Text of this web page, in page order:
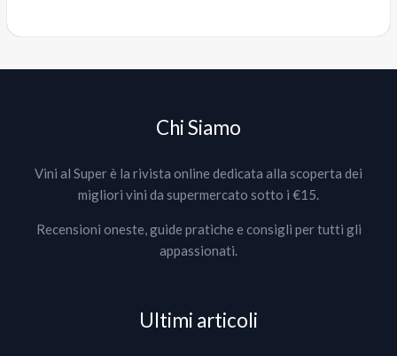
Chi Siamo
Vini al Super è la rivista online dedicata alla scoperta dei
migliori vini da supermercato sotto i €15.
Recensioni oneste, guide pratiche e consigli per tutti gli
appassionati.
Ultimi articoli